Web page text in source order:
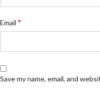
Email *
Save my name, email, and